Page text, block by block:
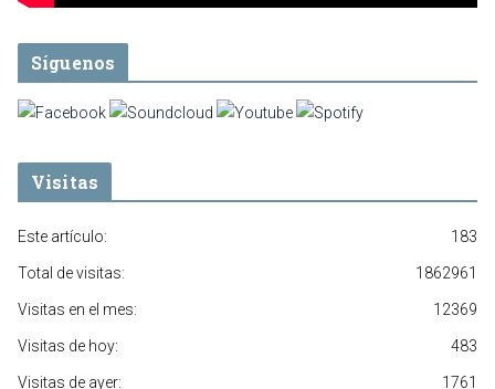
Síguenos
Visitas
183
Este artículo:
1862961
Total de visitas:
12369
Visitas en el mes:
483
Visitas de hoy:
1761
Visitas de ayer: